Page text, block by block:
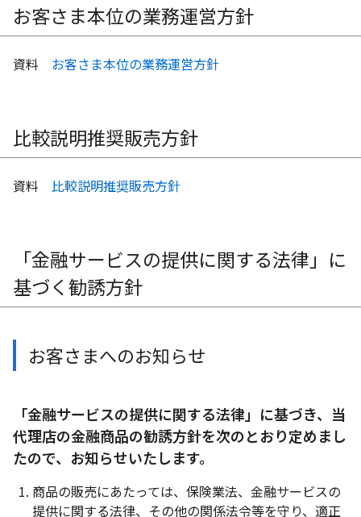
お客さま本位の業務運営方針
資料 お客さま本位の業務運営方針
比較説明推奨販売方針
資料 比較説明推奨販売方針
「金融サービスの提供に関する法律」に
基づく勧誘方針
お客さまへのお知らせ
「金融サービスの提供に関する法律」に基づき、当
代理店の金融商品の勧誘方針を次のとおり定めまし
たので、お知らせいたします。
商品の販売にあたっては、保険業法、金融サービスの
提供に関する法律、その他の関係法令等を守り、適正